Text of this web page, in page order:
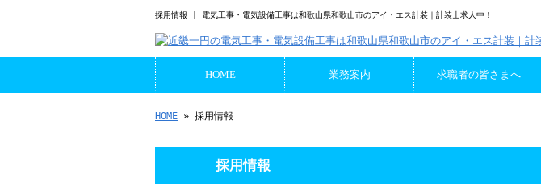
採用情報 | 電気工事・電気設備工事は和歌山県和歌山市のアイ・エス計装｜計装士求人中！
HOME 業務案内 求職者の皆さまへ
HOME » 採用情報
採用情報